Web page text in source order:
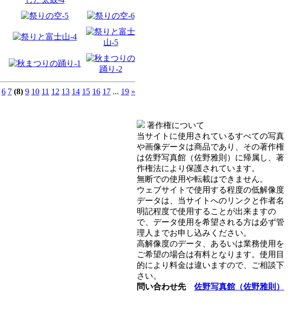
6 7 (8) 9 10 11 12 13 14 15 16 17 ... 19 »
著作権について
当サイトに使用されているすべての写真
や画像データは商品であり、その著作権
は佐野写真館（佐野雅則）に帰属し、著
作権法により保護されています。
無断での使用や転載はできません。
ウェブサイトで使用する程度の低解像度
データは、当サイトへのリンクと作者名
明記程度で使用することが出来ますの
で、データ使用を希望される方は必ず管
理人までお申し込みください。
高解像度のデータ、あるいは業務使用を
ご希望の場合は有料となります。使用目
的により料金は違いますので、ご相談下
さい。
問い合わせ先 佐野写真館（佐野雅則）